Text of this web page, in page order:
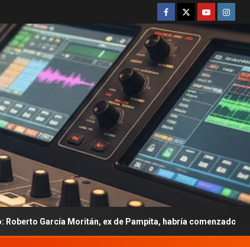
Moritán, ex de Pampita, habría comenzado una relación